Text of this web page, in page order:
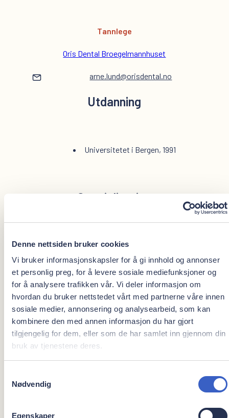
Denne nettsiden bruker cookies
Vi bruker informasjonskapsler for å gi innhold og annonser
et personlig preg, for å levere sosiale mediefunksjoner og
for å analysere trafikken vår. Vi deler informasjon om
hvordan du bruker nettstedet vårt med partnerne våre innen
sosiale medier, annonsering og analysearbeid, som kan
kombinere den med annen informasjon du har gjort
tilgjengelig for dem, eller som de har samlet inn gjennom din
bruk av tjenestene deres.
Nødvendig
Egenskaper
Tannlege
Oris Dental Broegelmannhuset
arne.lund@orisdental.no
Utdanning
Universitetet i Bergen, 1991
Spesialisering
Allmennpraktiserende tannlege
Det beste med jobben
Å møte mennesker og behandle tenner på en så